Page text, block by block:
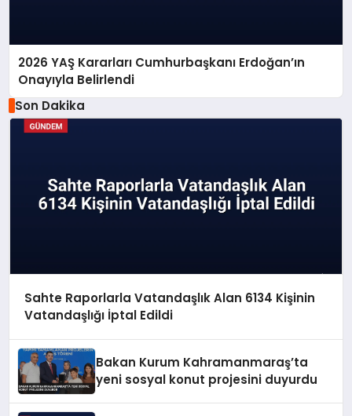
2026 YAŞ Kararları Cumhurbaşkanı Erdoğan’ın
Onayıyla Belirlendi
Son Dakika
Sahte Raporlarla Vatandaşlık Alan 6134 Kişinin
Vatandaşlığı İptal Edildi
Bakan Kurum Kahramanmaraş’ta
yeni sosyal konut projesini duyurdu